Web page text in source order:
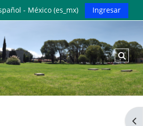
- México ‎(es_mx)‎ Ingresar